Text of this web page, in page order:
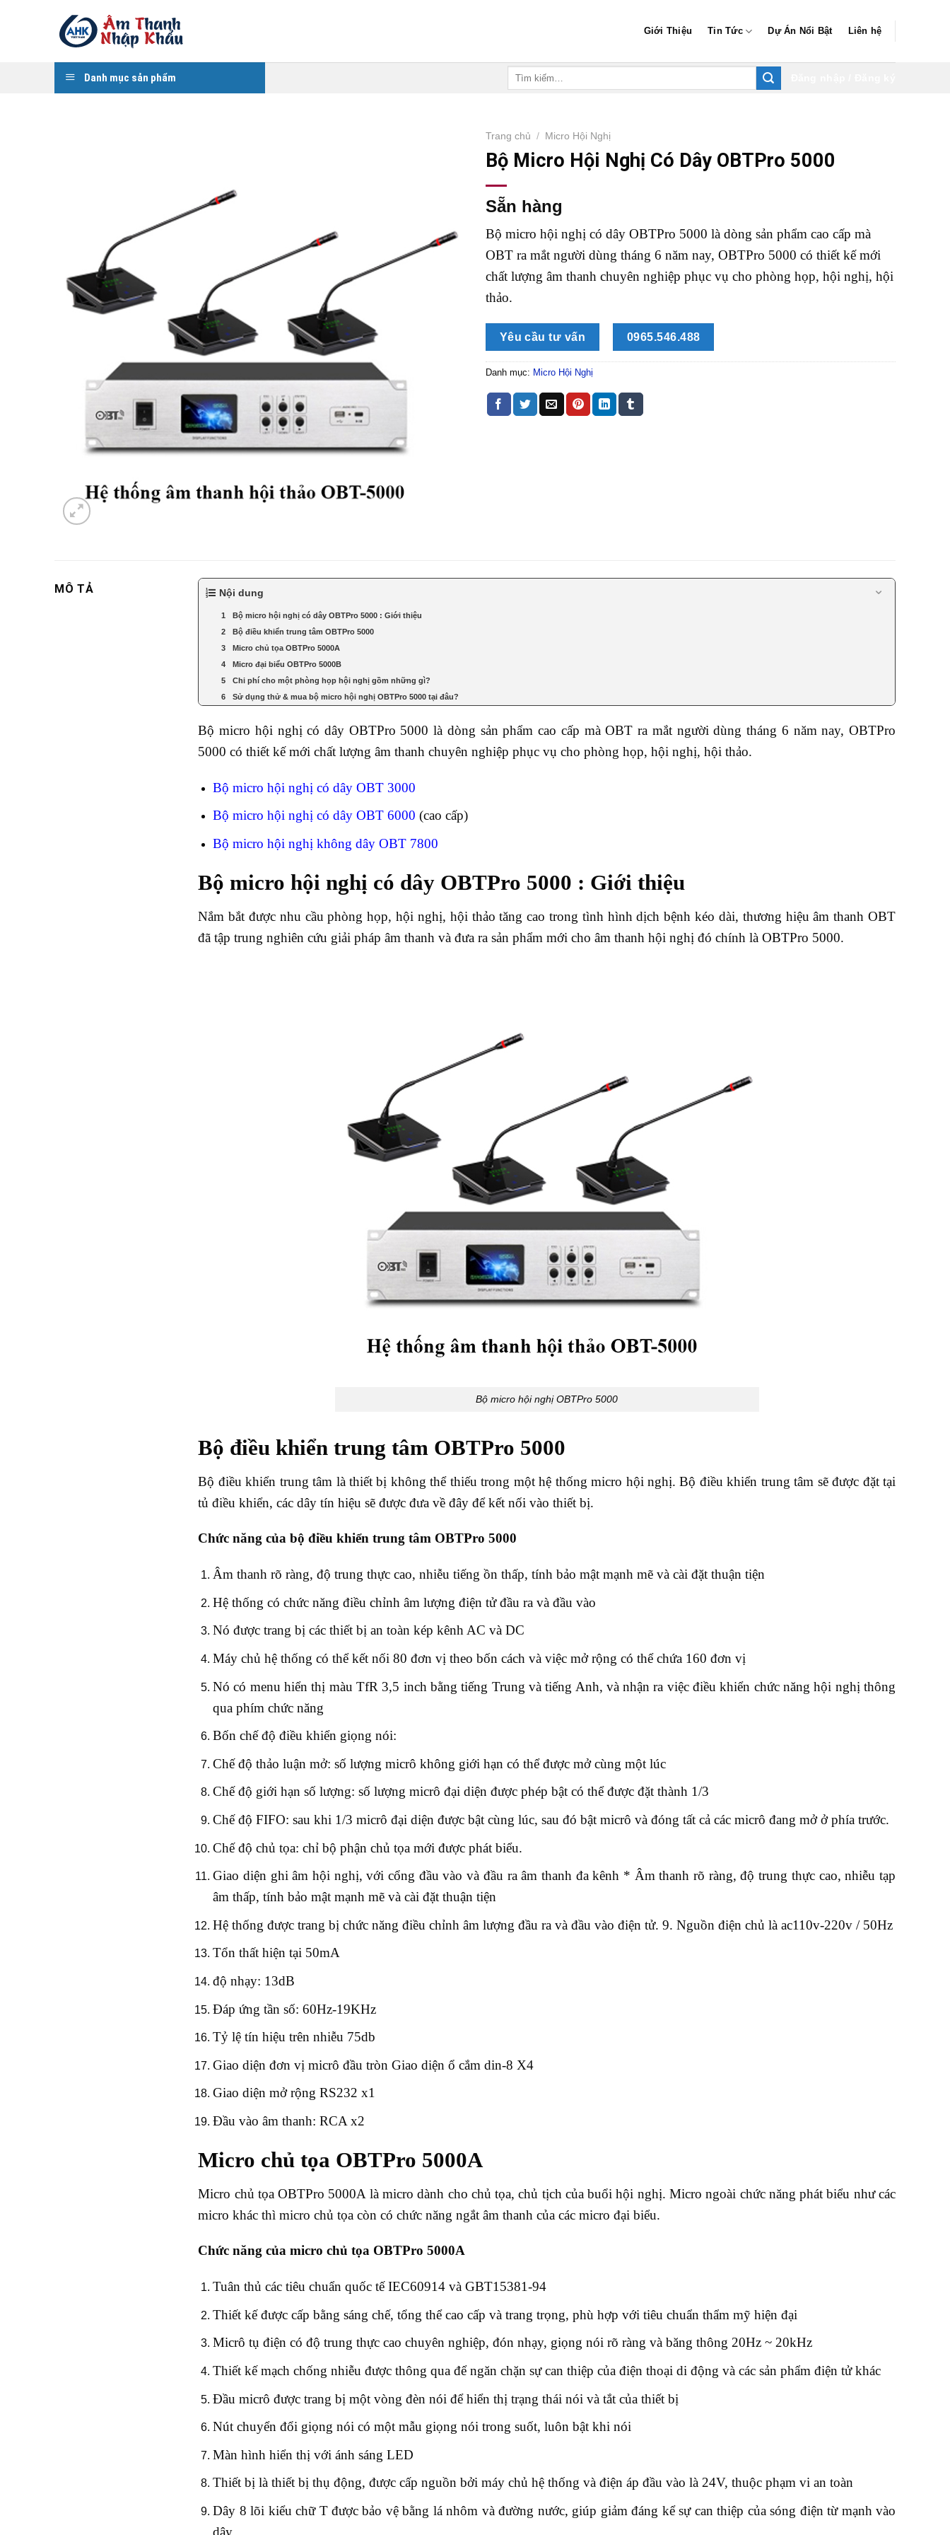
Giới Thiệu Tin Tức Dự Án Nổi Bật Liên hệ
Danh mục sản phẩm
Trang chủ / Micro Hội Nghị
Bộ Micro Hội Nghị Có Dây OBTPro 5000
Sẵn hàng
Bộ micro hội nghị có dây OBTPro 5000 là dòng sản phẩm cao cấp mà
OBT ra mắt người dùng tháng 6 năm nay, OBTPro 5000 có thiết kế mới
chất lượng âm thanh chuyên nghiệp phục vụ cho phòng họp, hội nghị, hội
thảo.
Yêu cầu tư vấn 0965.546.488
Danh mục: Micro Hội Nghị
MÔ TẢ Nội dung
Bộ micro hội nghị có dây OBTPro 5000 : Giới thiệu
Bộ điều khiển trung tâm OBTPro 5000
Micro chủ tọa OBTPro 5000A
Micro đại biểu OBTPro 5000B
Chi phí cho một phòng họp hội nghị gồm những gì?
Sử dụng thử & mua bộ micro hội nghị OBTPro 5000 tại đâu?
Bộ micro hội nghị có dây OBTPro 5000 là dòng sản phẩm cao cấp mà OBT ra mắt người dùng tháng 6 năm nay, OBTPro
5000 có thiết kế mới chất lượng âm thanh chuyên nghiệp phục vụ cho phòng họp, hội nghị, hội thảo.
Bộ micro hội nghị có dây OBT 3000
Bộ micro hội nghị có dây OBT 6000 (cao cấp)
Bộ micro hội nghị không dây OBT 7800
Bộ micro hội nghị có dây OBTPro 5000 : Giới thiệu
Nắm bắt được nhu cầu phòng họp, hội nghị, hội thảo tăng cao trong tình hình dịch bệnh kéo dài, thương hiệu âm thanh OBT
đã tập trung nghiên cứu giải pháp âm thanh và đưa ra sản phẩm mới cho âm thanh hội nghị đó chính là OBTPro 5000.
Bộ micro hội nghị OBTPro 5000
Bộ điều khiển trung tâm OBTPro 5000
Bộ điều khiển trung tâm là thiết bị không thể thiếu trong một hệ thống micro hội nghị. Bộ điều khiển trung tâm sẽ được đặt tại
tủ điều khiển, các dây tín hiệu sẽ được đưa về đây để kết nối vào thiết bị.
Chức năng của bộ điều khiển trung tâm OBTPro 5000
Âm thanh rõ ràng, độ trung thực cao, nhiễu tiếng ồn thấp, tính bảo mật mạnh mẽ và cài đặt thuận tiện
Hệ thống có chức năng điều chỉnh âm lượng điện tử đầu ra và đầu vào
Nó được trang bị các thiết bị an toàn kép kênh AC và DC
Máy chủ hệ thống có thể kết nối 80 đơn vị theo bốn cách và việc mở rộng có thể chứa 160 đơn vị
Nó có menu hiển thị màu TfR 3,5 inch bằng tiếng Trung và tiếng Anh, và nhận ra việc điều khiển chức năng hội nghị thông
qua phím chức năng
Bốn chế độ điều khiển giọng nói:
Chế độ thảo luận mở: số lượng micrô không giới hạn có thể được mở cùng một lúc
Chế độ giới hạn số lượng: số lượng micrô đại diện được phép bật có thể được đặt thành 1/3
Chế độ FIFO: sau khi 1/3 micrô đại diện được bật cùng lúc, sau đó bật micrô và đóng tất cả các micrô đang mở ở phía trước.
Chế độ chủ tọa: chỉ bộ phận chủ tọa mới được phát biểu.
Giao diện ghi âm hội nghị, với cổng đầu vào và đầu ra âm thanh đa kênh * Âm thanh rõ ràng, độ trung thực cao, nhiễu tạp
âm thấp, tính bảo mật mạnh mẽ và cài đặt thuận tiện
Hệ thống được trang bị chức năng điều chỉnh âm lượng đầu ra và đầu vào điện tử. 9. Nguồn điện chủ là ac110v-220v / 50Hz
Tổn thất hiện tại 50mA
độ nhạy: 13dB
Đáp ứng tần số: 60Hz-19KHz
Tỷ lệ tín hiệu trên nhiễu 75db
Giao diện đơn vị micrô đầu tròn Giao diện ổ cắm din-8 X4
Giao diện mở rộng RS232 x1
Đầu vào âm thanh: RCA x2
Micro chủ tọa OBTPro 5000A
Micro chủ tọa OBTPro 5000A là micro dành cho chủ tọa, chủ tịch của buổi hội nghị. Micro ngoài chức năng phát biểu như các
micro khác thì micro chủ tọa còn có chức năng ngắt âm thanh của các micro đại biểu.
Chức năng của micro chủ tọa OBTPro 5000A
Tuân thủ các tiêu chuẩn quốc tế IEC60914 và GBT15381-94
Thiết kế được cấp bằng sáng chế, tổng thể cao cấp và trang trọng, phù hợp với tiêu chuẩn thẩm mỹ hiện đại
Micrô tụ điện có độ trung thực cao chuyên nghiệp, đón nhạy, giọng nói rõ ràng và băng thông 20Hz ~ 20kHz
Thiết kế mạch chống nhiễu được thông qua để ngăn chặn sự can thiệp của điện thoại di động và các sản phẩm điện tử khác
Đầu micrô được trang bị một vòng đèn nói để hiển thị trạng thái nói và tắt của thiết bị
Nút chuyển đổi giọng nói có một mẫu giọng nói trong suốt, luôn bật khi nói
Màn hình hiển thị với ánh sáng LED
Thiết bị là thiết bị thụ động, được cấp nguồn bởi máy chủ hệ thống và điện áp đầu vào là 24V, thuộc phạm vi an toàn
Dây 8 lõi kiểu chữ T được bảo vệ bằng lá nhôm và đường nước, giúp giảm đáng kể sự can thiệp của sóng điện từ mạnh vào
dây.